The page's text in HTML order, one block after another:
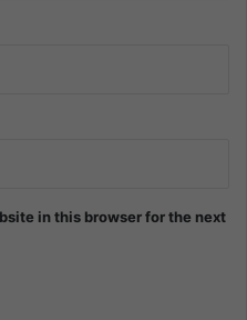
in this browser for the next